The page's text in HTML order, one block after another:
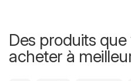
Des produits
acheter à